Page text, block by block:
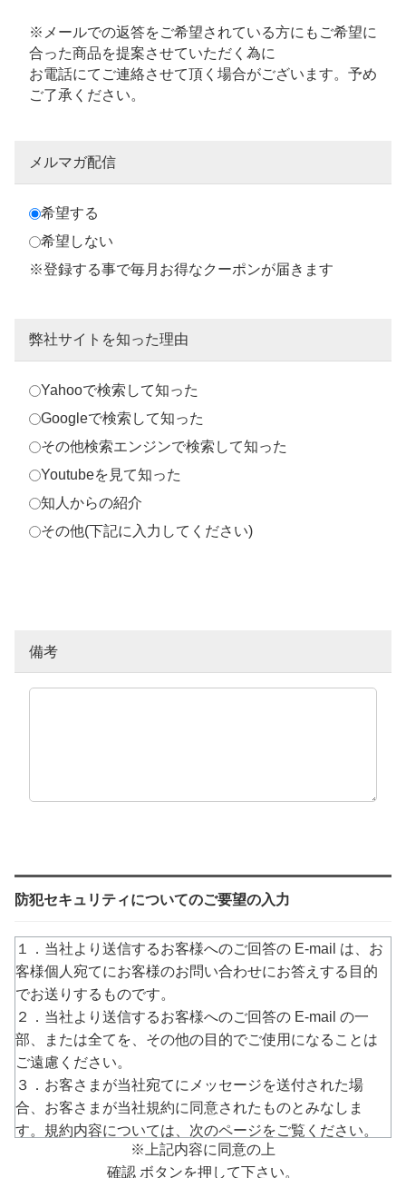
※メールでの返答をご希望されている方にもご希望に
合った商品を提案させていただく為に
お電話にてご連絡させて頂く場合がございます。予め
ご了承ください。
メルマガ配信
希望する
希望しない
※登録する事で毎月お得なクーポンが届きます
弊社サイトを知った理由
Yahooで検索して知った
Googleで検索して知った
その他検索エンジンで検索して知った
Youtubeを見て知った
知人からの紹介
その他(下記に入力してください)
備考
防犯セキュリティについてのご要望の入力
１．当社より送信するお客様へのご回答の E-mail は、お
客様個人宛てにお客様のお問い合わせにお答えする目的
でお送りするものです。
２．当社より送信するお客様へのご回答の E-mail の一
部、または全てを、その他の目的でご使用になることは
ご遠慮ください。
３．お客さまが当社宛てにメッセージを送付された場
合、お客さまが当社規約に同意されたものとみなしま
す。規約内容については、次のページをご覧ください。
https://www.arucom.ne.jp/rule/index.html
※上記内容に同意の上
確認 ボタンを押して下さい。